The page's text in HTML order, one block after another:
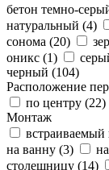
бетон темно-
натуральный (4)
сонома (20)
оникс (1)
черный (104)
Расположение
по центру (22)
Монтаж
встраиваемый
на ванну (3)
столешницу (14)